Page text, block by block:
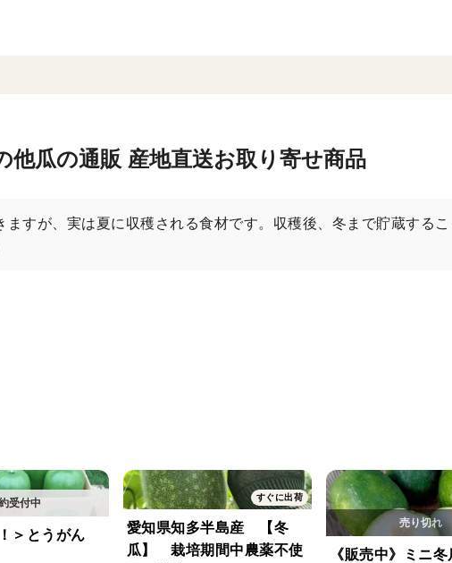
他瓜の通販 産地直送お取り寄せ商品
ますが、実は夏に収穫される食材です。収穫後、冬まで貯蔵する
＞とうがん
すぐに出荷
愛知県知多半島産 【冬
瓜】 栽培期間中農薬不使
《販売中》ミニ